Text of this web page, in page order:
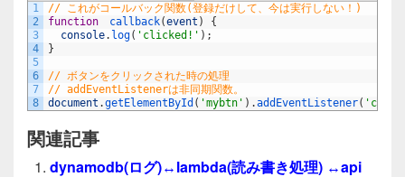
1
2
3
4
5
6
7
8
// これがコールバック関数(登録だけして、今は実行しない！)
function
callback(event )
{
console. log( 'clicked!' ) ;
}
// ボタンをクリックされた時の処理
// addEventListenerは非同期関数。
document .getElementById ( 'mybtn' ) .addEventListener(
関連記事
dynamodb(ログ)↔lambda(読み書き処理) ↔api